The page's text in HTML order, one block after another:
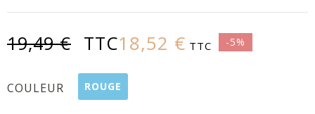
19,49 € TTC18,52 € TTC -5%
COULEUR ROUGE